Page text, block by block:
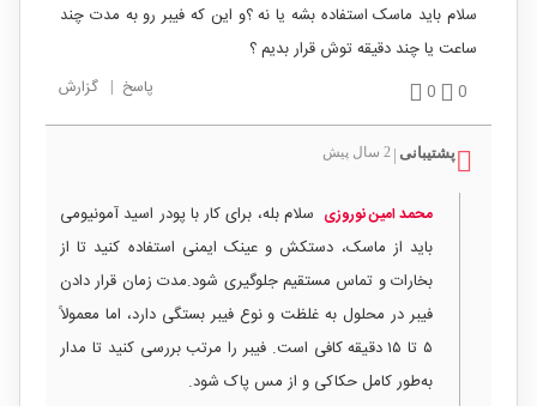
سلام باید ماسک استفاده بشه یا نه ؟و این که فیبر رو به مدت چند
ساعت یا چند دقیقه توش قرار بدیم ؟
0
0 پاسخ | گزارش
پشتیبانی | 2 سال پیش
محمد امین نوروزی سلام بله، برای کار با پودر اسید آمونیومی
باید از ماسک، دستکش و عینک ایمنی استفاده کنید تا از
بخارات و تماس مستقیم جلوگیری شود.مدت زمان قرار دادن
فیبر در محلول به غلظت و نوع فیبر بستگی دارد، اما معمولاً
۵ تا ۱۵ دقیقه کافی است. فیبر را مرتب بررسی کنید تا مدار
به‌طور کامل حکاکی و از مس پاک شود.